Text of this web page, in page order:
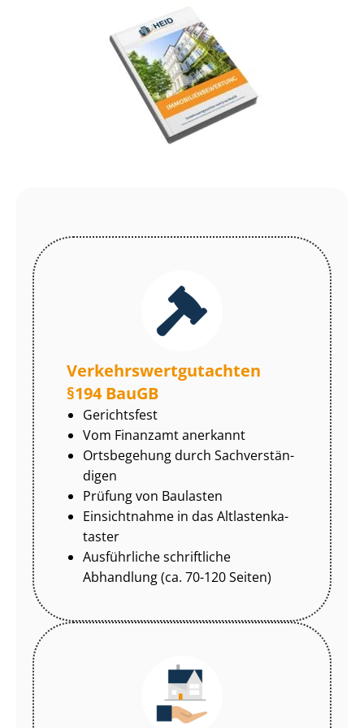
Ver­kehrs­wert­gut­ach­ten
§194 BauGB
Gerichtsfest
Vom Finanzamt anerkannt
Ortsbegehung durch Sach­ver­stän­
di­gen
Prüfung von Baulasten
Einsichtnahme in das Alt­las­ten­ka­
tas­ter
Ausführliche schriftliche
Abhandlung (ca. 70-120 Seiten)